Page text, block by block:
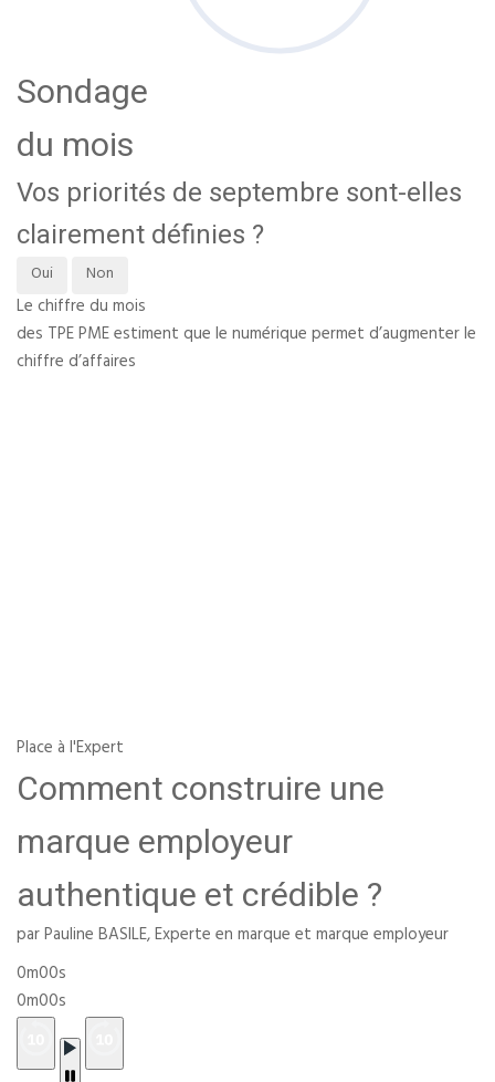
Sondage
du mois
Vos priorités de septembre sont-elles
clairement définies ?
Oui Non
Le chiffre du mois
des TPE PME estiment que le numérique permet d’augmenter le
chiffre d’affaires
Place à l'Expert
Comment construire une
marque employeur
authentique et crédible ?
par Pauline BASILE, Experte en marque et marque employeur
0m00s
0m00s